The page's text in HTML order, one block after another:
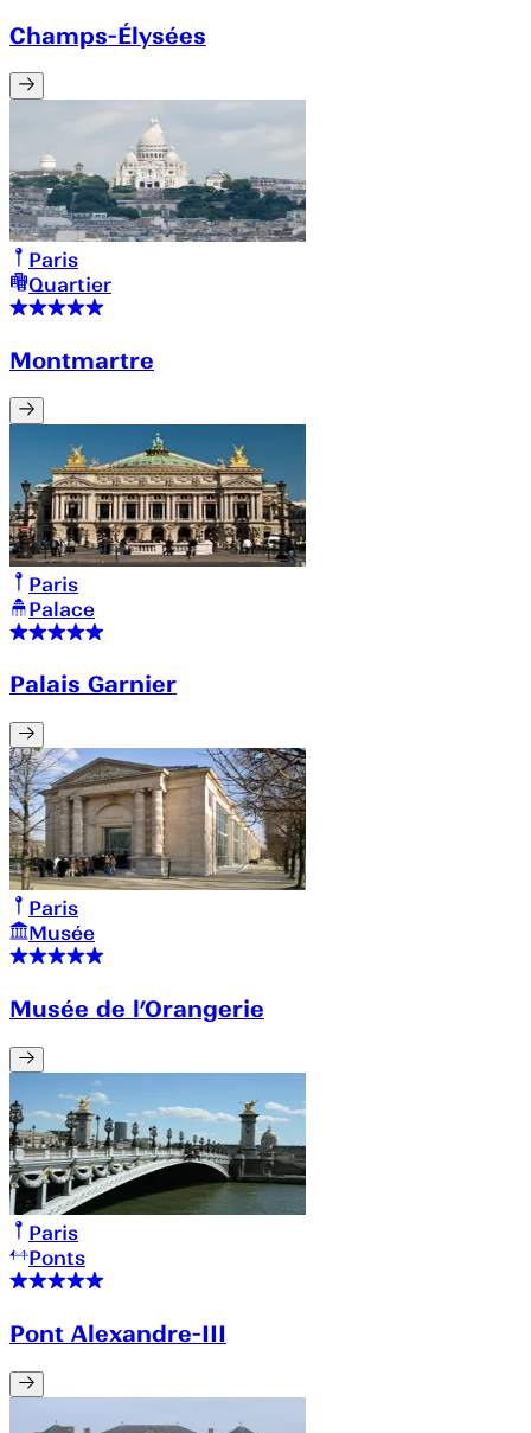
Champs-Élysées
Paris
Quartier
Montmartre
Paris
Palace
Palais Garnier
Paris
Musée
Musée de l’Orangerie
Paris
Ponts
Pont Alexandre-III